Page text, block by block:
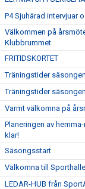
P4 Sjuhärad intervjuar
Välkommen på
Klubbrummet
FRITIDSKORTET
Träningstider
Träningstider
Varmt välkomna på
Planeringen av
klar!
Säsongsstart
Välkomna till
LEDAR-HUB från